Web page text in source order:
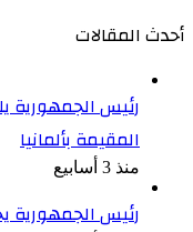
أحدث المقالات
رئيس الجمهورية
المقيمة بألمانيا
منذ 3 أسابيع
رئيس الجمهورية